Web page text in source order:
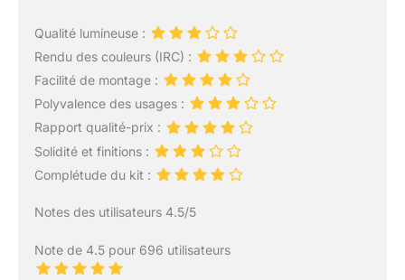
Qualité lumineuse :
Rendu des couleurs (IRC) :
Facilité de montage :
Polyvalence des usages :
Rapport qualité-prix :
Solidité et finitions :
Complétude du kit :
Notes des utilisateurs 4.5/5
Note de 4.5 pour 696 utilisateurs